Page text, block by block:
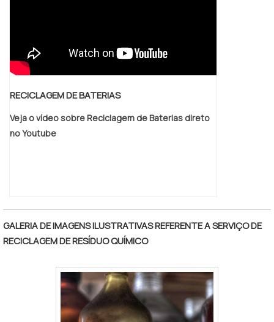
RECICLAGEM DE BATERIAS
Veja o vídeo sobre Reciclagem de Baterias direto
no Youtube
GALERIA DE IMAGENS ILUSTRATIVAS REFERENTE A SERVIÇO DE
RECICLAGEM DE RESÍDUO QUÍMICO